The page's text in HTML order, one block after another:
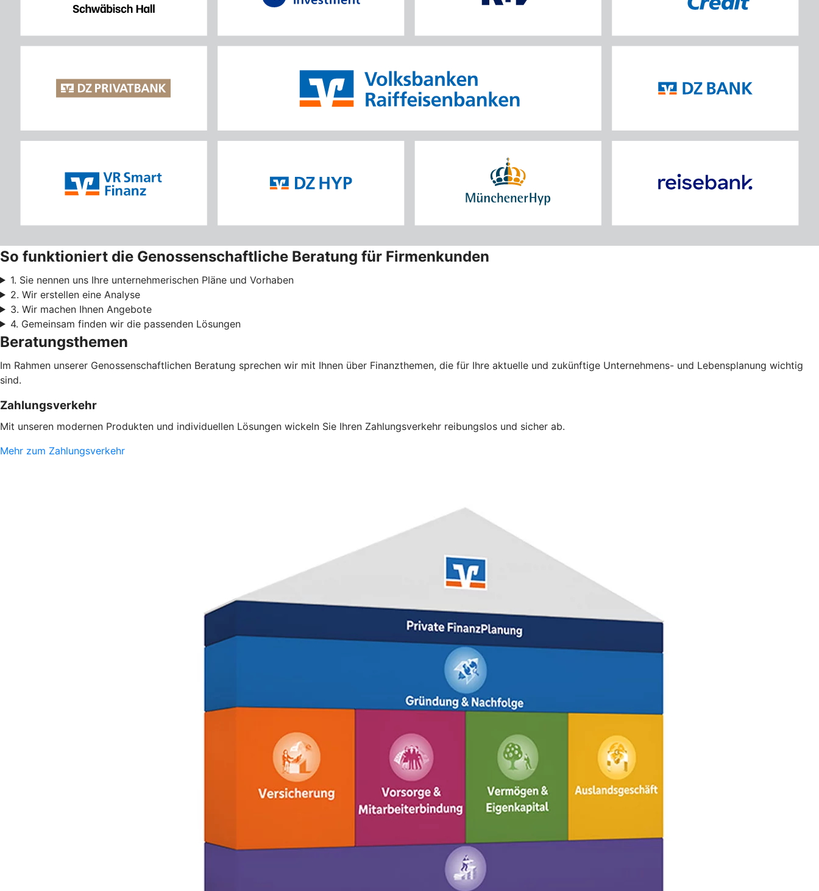
So funktioniert die Genossenschaftliche Beratung für Firmenkunden
1. Sie nennen uns Ihre unternehmerischen Pläne und Vorhaben
2. Wir erstellen eine Analyse
3. Wir machen Ihnen Angebote
4. Gemeinsam finden wir die passenden Lösungen
Beratungsthemen
Im Rahmen unserer Genossenschaftlichen Beratung sprechen wir mit Ihnen über Finanzthemen, die für Ihre aktuelle und zukünftige Unternehmens- und Lebensplanung wichtig
sind.
Zahlungsverkehr
Mit unseren modernen Produkten und individuellen Lösungen wickeln Sie Ihren Zahlungsverkehr reibungslos und sicher ab.
Mehr zum Zahlungsverkehr